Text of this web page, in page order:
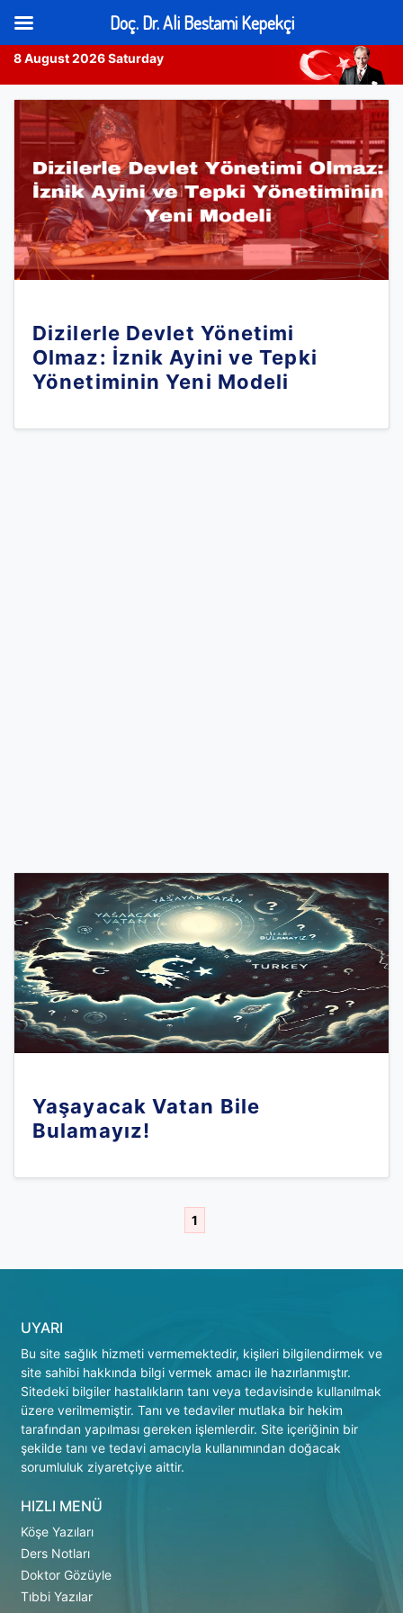
8 August 2026 Saturday
content
Dizilerle Devlet Yönetimi
Olmaz: İznik Ayini ve Tepki
Yönetiminin Yeni Modeli
Yaşayacak Vatan Bile
Bulamayız!
1
UYARI
Bu site sağlık hizmeti vermemektedir, kişileri bilgilendirmek ve
site sahibi hakkında bilgi vermek amacı ile hazırlanmıştır.
Sitedeki bilgiler hastalıkların tanı veya tedavisinde kullanılmak
üzere verilmemiştir. Tanı ve tedaviler mutlaka bir hekim
tarafından yapılması gereken işlemlerdir. Site içeriğinin bir
şekilde tanı ve tedavi amacıyla kullanımından doğacak
sorumluluk ziyaretçiye aittir.
HIZLI MENÜ
Köşe Yazıları
Ders Notları
Doktor Gözüyle
Tıbbi Yazılar
Doç. Dr. Ali Bestami Kepekçi